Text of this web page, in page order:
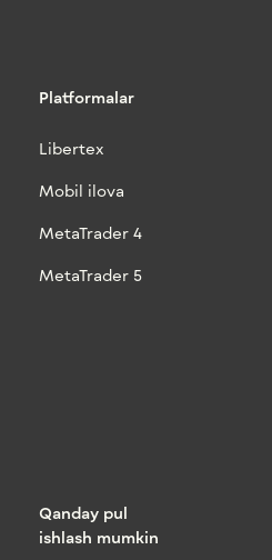
Platformalar
Libertex
Mobil ilova
MetaTrader 4
MetaTrader 5
Qanday pul
ishlash mumkin